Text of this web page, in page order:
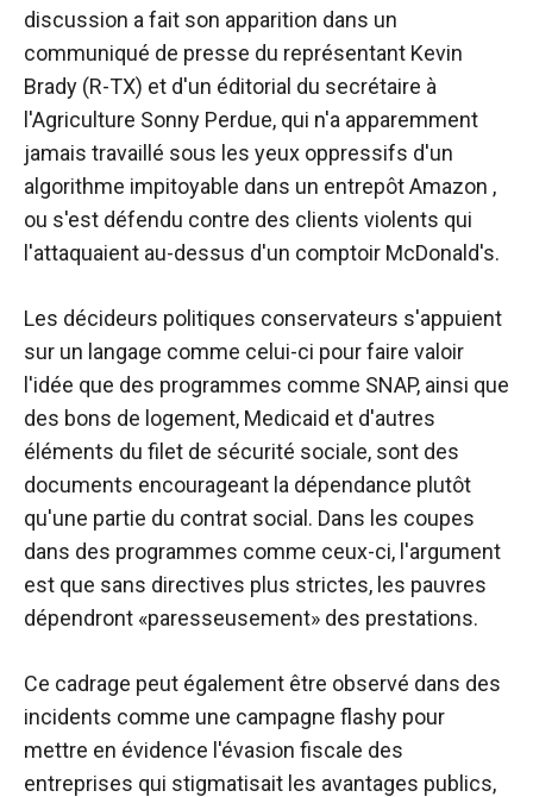
discussion a fait son apparition dans un
communiqué de presse du représentant Kevin
Brady (R-TX) et d'un éditorial du secrétaire à
l'Agriculture Sonny Perdue, qui n'a apparemment
jamais travaillé sous les yeux oppressifs d'un
algorithme impitoyable dans un entrepôt Amazon ,
ou s'est défendu contre des clients violents qui
l'attaquaient au-dessus d'un comptoir McDonald's.
Les décideurs politiques conservateurs s'appuient
sur un langage comme celui-ci pour faire valoir
l'idée que des programmes comme SNAP, ainsi que
des bons de logement, Medicaid et d'autres
éléments du filet de sécurité sociale, sont des
documents encourageant la dépendance plutôt
qu'une partie du contrat social. Dans les coupes
dans des programmes comme ceux-ci, l'argument
est que sans directives plus strictes, les pauvres
dépendront «paresseusement» des prestations.
Ce cadrage peut également être observé dans des
incidents comme une campagne flashy pour
mettre en évidence l'évasion fiscale des
entreprises qui stigmatisait les avantages publics,